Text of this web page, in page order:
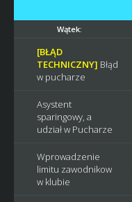
Wątek:
[BŁĄD
TECHNICZNY] Błąd
w pucharze
Asystent
sparingowy, a
udział w Pucharze
Wprowadzenie
limitu zawodnikow
w klubie